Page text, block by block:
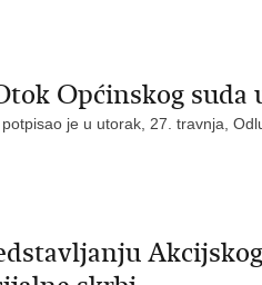
Općinskog
je u utorak, 27. travnja,